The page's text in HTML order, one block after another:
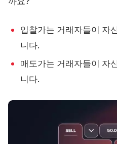
입찰가는 거래자들이 자
니다.
매도가는 거래자들이 자
니다.